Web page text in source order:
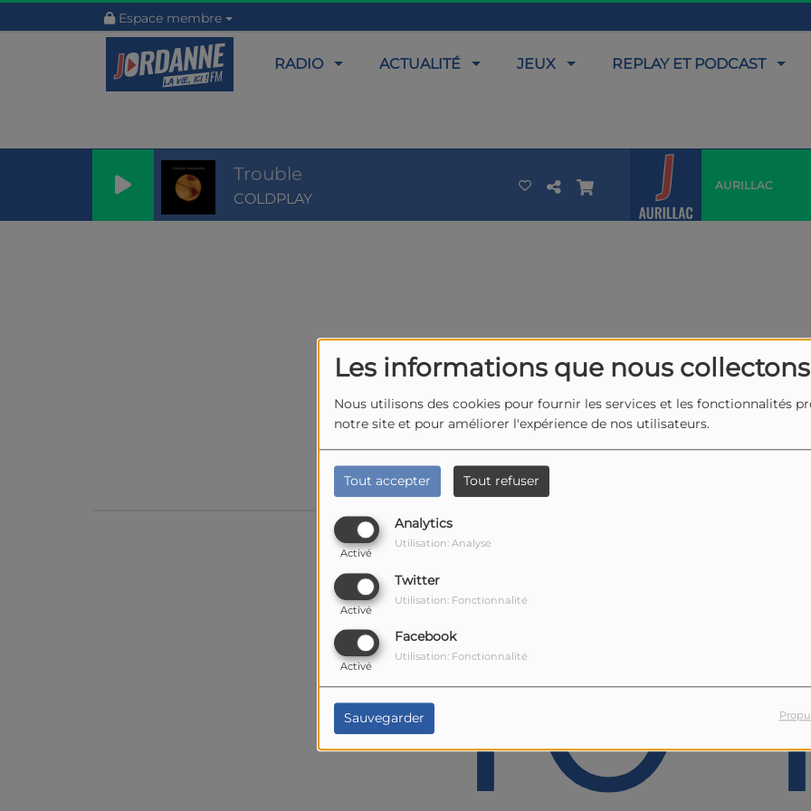
Les informations que nous collectons
Nous utilisons des cookies pour fournir les services et les fonctionnalités
notre site et pour améliorer l'expérience de nos utilisateurs.
Tout accepter Tout refuser
Analytics
Activé
Utilisation: Analyse
Twitter
Activé
Utilisation: Fonctionnalité
Facebook
Activé
Utilisation: Fonctionnalité
Sauvegarder
Espace membre
RADIO ACTUALITÉ JEUX REPLAY ET PODCAST
Trouble
COLDPLAY
AURILLAC